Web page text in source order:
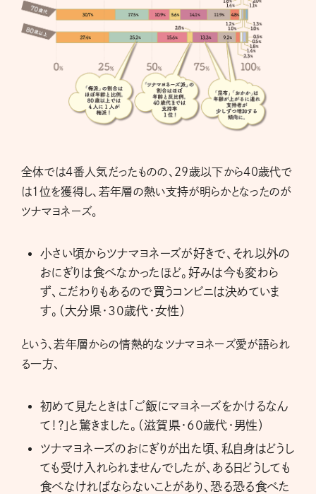
全体では4番人気だったものの、29歳以下から40歳代で
は1位を獲得し、若年層の熱い支持が明らかとなったのが
ツナマヨネーズ。
小さい頃からツナマヨネーズが好きで、それ以外の
おにぎりは食べなかったほど。好みは今も変わら
ず、こだわりもあるので買うコンビニは決めていま
す。（大分県・30歳代・女性）
という、若年層からの情熱的なツナマヨネーズ愛が語られ
る一方、
初めて見たときは「ご飯にマヨネーズをかけるなん
て！？」と驚きました。（滋賀県・60歳代・男性）
ツナマヨネーズのおにぎりが出た頃、私自身はどうし
ても受け入れられませんでしたが、ある日どうしても
食べなければならないことがあり、恐る恐る食べた